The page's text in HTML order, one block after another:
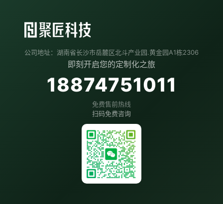
公司地址：湖南省长沙市岳麓区北斗产业园.黄金园A1栋2306
即刻开启您的定制化之旅
18874751011
免费售前热线
扫码免费咨询